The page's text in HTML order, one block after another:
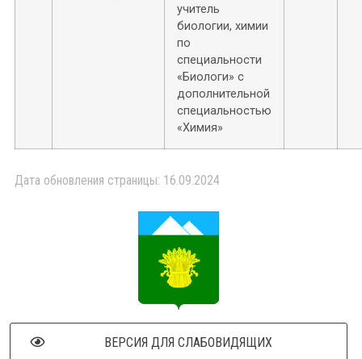
учитель
биологии, химии
по
специальности
«Биологи» с
дополнительной
специальностью
«Химия»
Дата обновления страницы: 16.09.2024
ВЕРСИЯ ДЛЯ СЛАБОВИДЯЩИХ